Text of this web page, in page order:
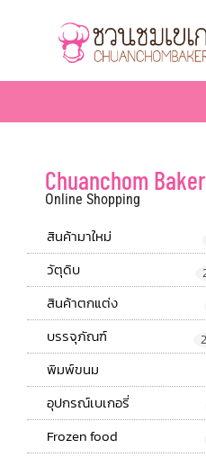
Chuanchom
Online Shopping
สินค้ามาใหม่
วัตุดิบ
สินค้าตกแต่ง
บรรจุภัณฑ์
พิมพ์ขนม
อุปกรณ์เบเกอรี่
Frozen food